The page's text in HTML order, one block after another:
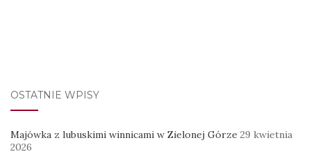
OSTATNIE WPISY
Majówka z lubuskimi winnicami w Zielonej Górze 29 kwietnia
2026